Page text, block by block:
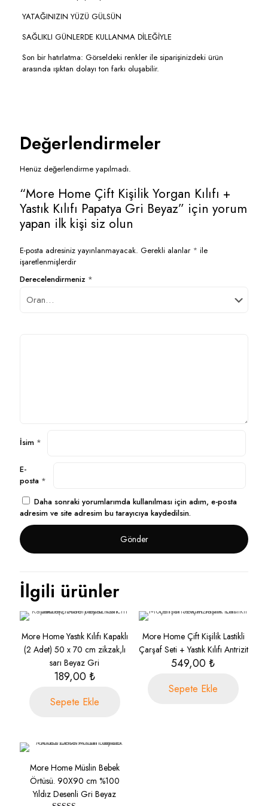
YATAĞINIZIN YÜZÜ GÜLSÜN
SAĞLIKLI GÜNLERDE KULLANMA DİLEĞİYLE
Son bir hatırlatma: Görseldeki renkler ile siparişinizdeki ürün
arasında ışıktan dolayı ton farkı oluşabilir.
Değerlendirmeler
Henüz değerlendirme yapılmadı.
“More Home Çift Kişilik Yorgan Kılıfı +
Yastık Kılıfı Papatya Gri Beyaz” için yorum
yapan ilk kişi siz olun
E-posta adresiniz yayınlanmayacak. Gerekli alanlar * ile
işaretlenmişlerdir
Derecelendirmeniz *
İsim *
E-
posta *
Daha sonraki yorumlarımda kullanılması için adım, e-posta
adresim ve site adresim bu tarayıcıya kaydedilsin.
İlgili ürünler
More Home Yastık Kılıfı Kapaklı
(2 Adet) 50 x 70 cm zikzak,lı
sarı Beyaz Gri
189,00₺
Sepete Ekle
More Home Çift Kişilik Lastikli
Çarşaf Seti + Yastık Kılıfı Antrizit
549,00₺
Sepete Ekle
More Home Müslin Bebek
Örtüsü. 90X90 cm %100
Yıldız Desenli Gri Beyaz